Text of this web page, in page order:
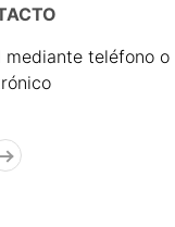
mediante teléfono o